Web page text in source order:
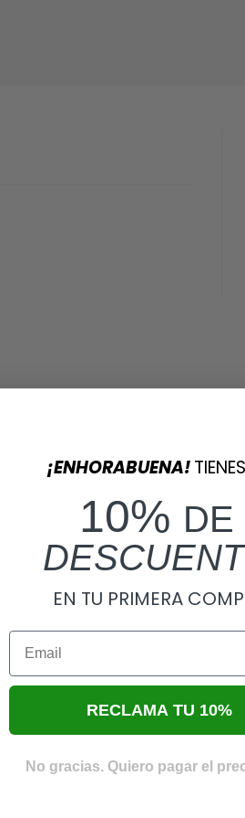
¡ENHORABUENA!
10% DE
EN TU PRIMERA
Email
RECLAMA TU 10%
No gracias. Quiero pagar el